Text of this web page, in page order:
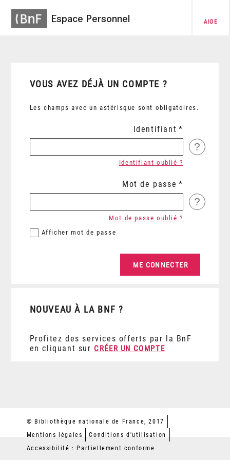
Espace Personnel AIDE
VOUS AVEZ DÉJÀ UN COMPTE ?
Les champs avec un astérisque sont obligatoires.
Identifiant
?
Identifiant oublié ?
Mot de passe
?
Afficher mot de passe
Mot de passe oublié ?
NOUVEAU À LA BNF ?
Profitez des services offerts par la BnF
en cliquant sur CRÉER UN COMPTE
© Bibliothèque nationale de France, 2017
Mentions légales
Conditions d'utilisation
Accessibilité : Partiellement conforme